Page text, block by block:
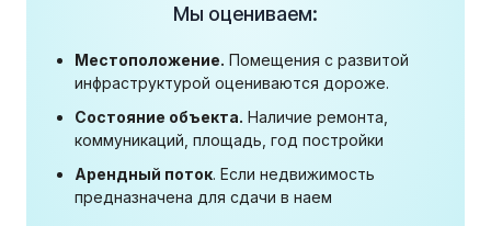
Мы оцениваем:
Местоположение. Помещения с развитой
инфраструктурой оцениваются дороже.
Состояние объекта. Наличие ремонта,
коммуникаций, площадь, год постройки
Арендный поток. Если недвижимость
предназначена для сдачи в наем